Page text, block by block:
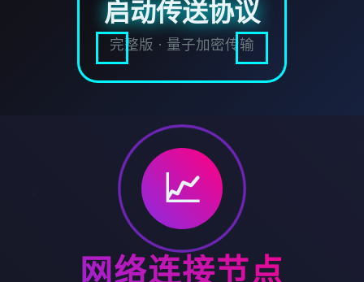
启动传送协议
完整版 · 量子加密传输
📈
网络连接节点